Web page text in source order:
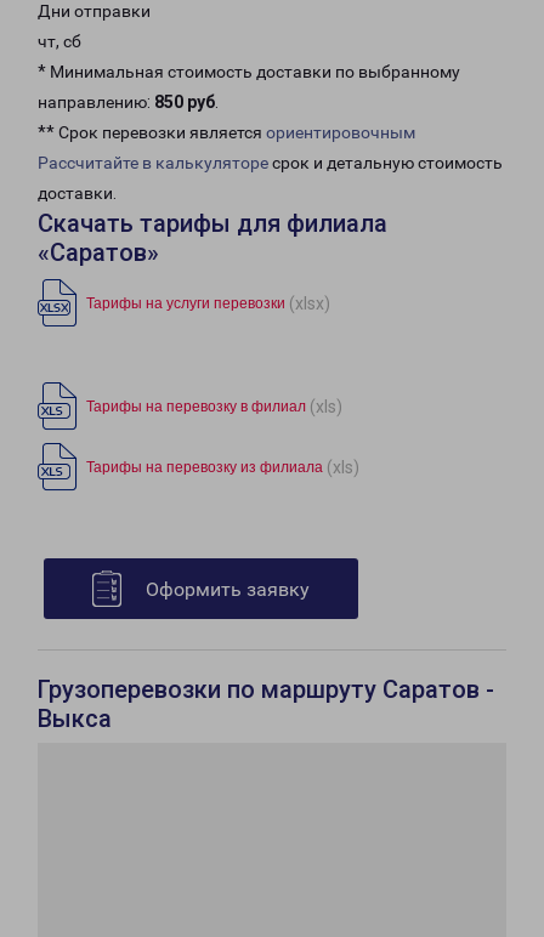
Дни отправки
чт, сб
* Минимальная стоимость доставки по выбранному
направлению: 850 руб.
** Срок перевозки является ориентировочным
Рассчитайте в калькуляторесрок и детальную стоимость
доставки.
Скачать тарифы для филиала
«Саратов»
Тарифы на услуги перевозки (xlsx)
Тарифы на перевозку в филиал (xls)
Тарифы на перевозку из филиала (xls)
Оформить заявку
Грузоперевозки по маршруту Саратов -
Выкса